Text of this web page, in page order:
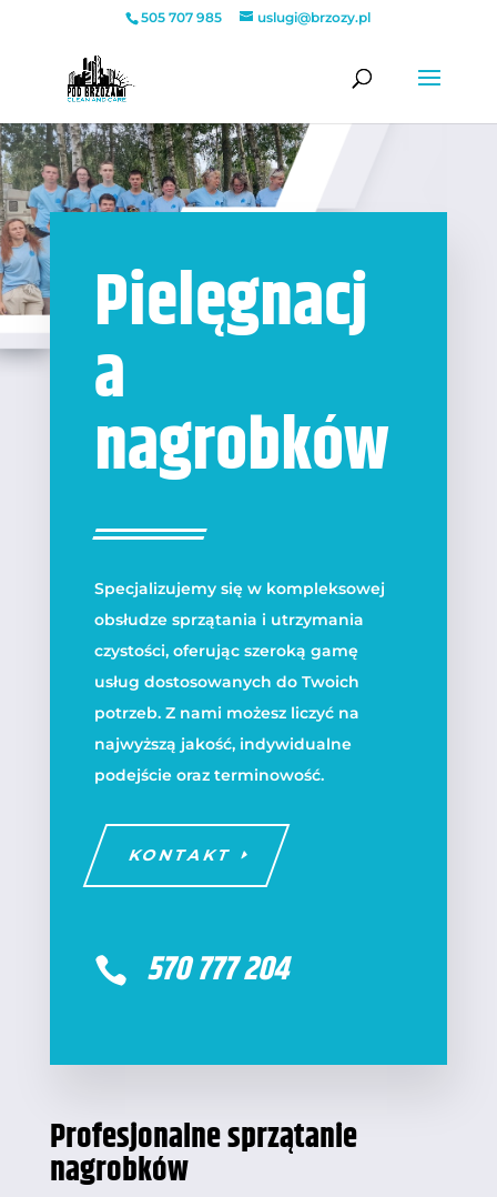
505 707 985 uslugi@brzozy.pl
Pielęgnacj
a
nagrobków
Specjalizujemy się w kompleksowej
obsłudze sprzątania i utrzymania
czystości, oferując szeroką gamę
usług dostosowanych do Twoich
potrzeb. Z nami możesz liczyć na
najwyższą jakość, indywidualne
podejście oraz terminowość.
KONTAKT
 570 777 204
Profesjonalne sprzątanie
nagrobków